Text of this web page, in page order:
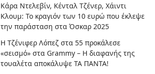
Κάρα Ντελεβίν, Κένταλ Τζένερ, Χάιντι
Κλουμ: Το κραγιόν των 10 ευρώ που έκλεψε
την παράσταση στα Όσκαρ 2025
Η Τζένιφερ Λόπεζ στα 55 προκάλεσε
«σεισμό» στα Grammy – Η διαφανής της
τουαλέτα αποκάλυψε ΤΑ ΠΑΝΤΑ!